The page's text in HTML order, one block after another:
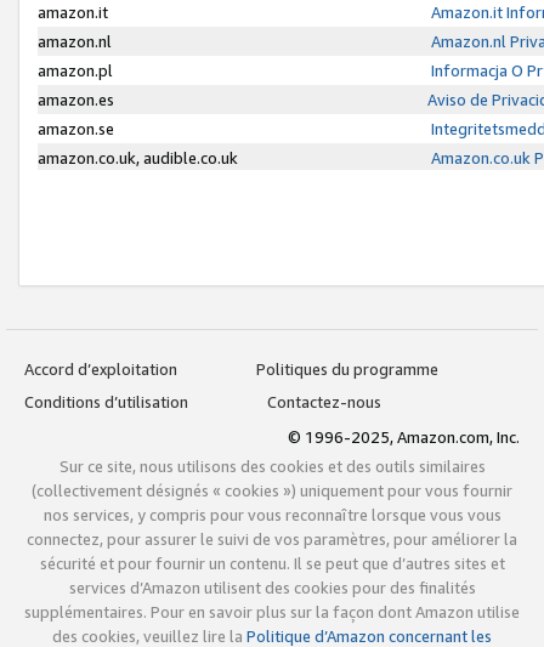
amazon.it
Amazon.it
amazon.nl
Amazon.nl
amazon.pl
Informacja O
amazon.es
Aviso de
amazon.se
amazon.co.uk, audible.co.uk
Amazon.co.uk
Accord d’exploitation
Politiques du programme
Conditions d’utilisation
Contactez-nous
© 1996-2025, Amazon.com, Inc.
Sur ce site, nous utilisons des cookies et des outils similaires
(collectivement désignés « cookies ») uniquement pour vous fournir
nos services, y compris pour vous reconnaître lorsque vous vous
connectez, pour assurer le suivi de vos paramètres, pour améliorer la
sécurité et pour fournir un contenu. Il se peut que d’autres sites et
services d’Amazon utilisent des cookies pour des finalités
supplémentaires. Pour en savoir plus sur la façon dont Amazon utilise
des cookies, veuillez lire la Politique d’Amazon concernant les